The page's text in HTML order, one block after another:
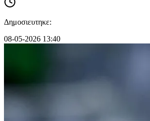
Δημοσιευτηκε:
08-05-2026 13:40